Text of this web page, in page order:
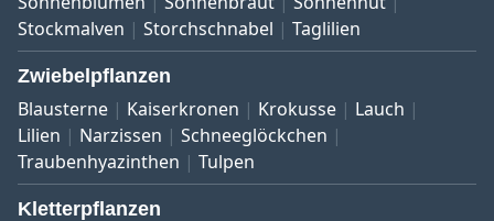
Stockmalven
Storchschnabel Taglilien
Zwiebelpflanzen
Blausterne Kaiserkronen Krokusse
Lauch
Lilien
Narzissen
Schneeglöckchen
Traubenhyazinthen
Tulpen
Kletterpflanzen